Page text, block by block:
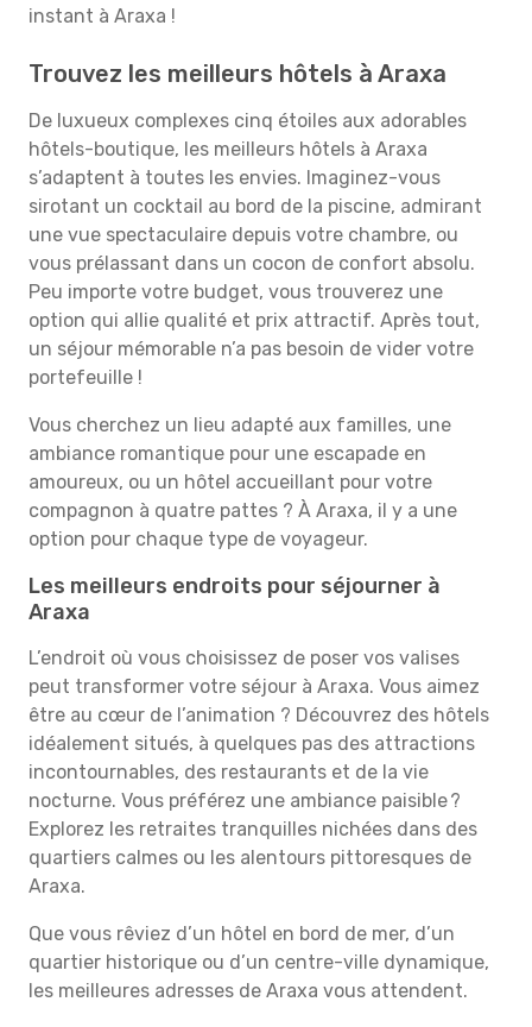
instant à Araxa !
Trouvez les meilleurs hôtels à Araxa
De luxueux complexes cinq étoiles aux adorables
hôtels-boutique, les meilleurs hôtels à Araxa
s’adaptent à toutes les envies. Imaginez-vous
sirotant un cocktail au bord de la piscine, admirant
une vue spectaculaire depuis votre chambre, ou
vous prélassant dans un cocon de confort absolu.
Peu importe votre budget, vous trouverez une
option qui allie qualité et prix attractif. Après tout,
un séjour mémorable n’a pas besoin de vider votre
portefeuille !
Vous cherchez un lieu adapté aux familles, une
ambiance romantique pour une escapade en
amoureux, ou un hôtel accueillant pour votre
compagnon à quatre pattes ? À Araxa, il y a une
option pour chaque type de voyageur.
Les meilleurs endroits pour séjourner à
Araxa
L’endroit où vous choisissez de poser vos valises
peut transformer votre séjour à Araxa. Vous aimez
être au cœur de l’animation ? Découvrez des hôtels
idéalement situés, à quelques pas des attractions
incontournables, des restaurants et de la vie
nocturne. Vous préférez une ambiance paisible ?
Explorez les retraites tranquilles nichées dans des
quartiers calmes ou les alentours pittoresques de
Araxa.
Que vous rêviez d’un hôtel en bord de mer, d’un
quartier historique ou d’un centre-ville dynamique,
les meilleures adresses de Araxa vous attendent.